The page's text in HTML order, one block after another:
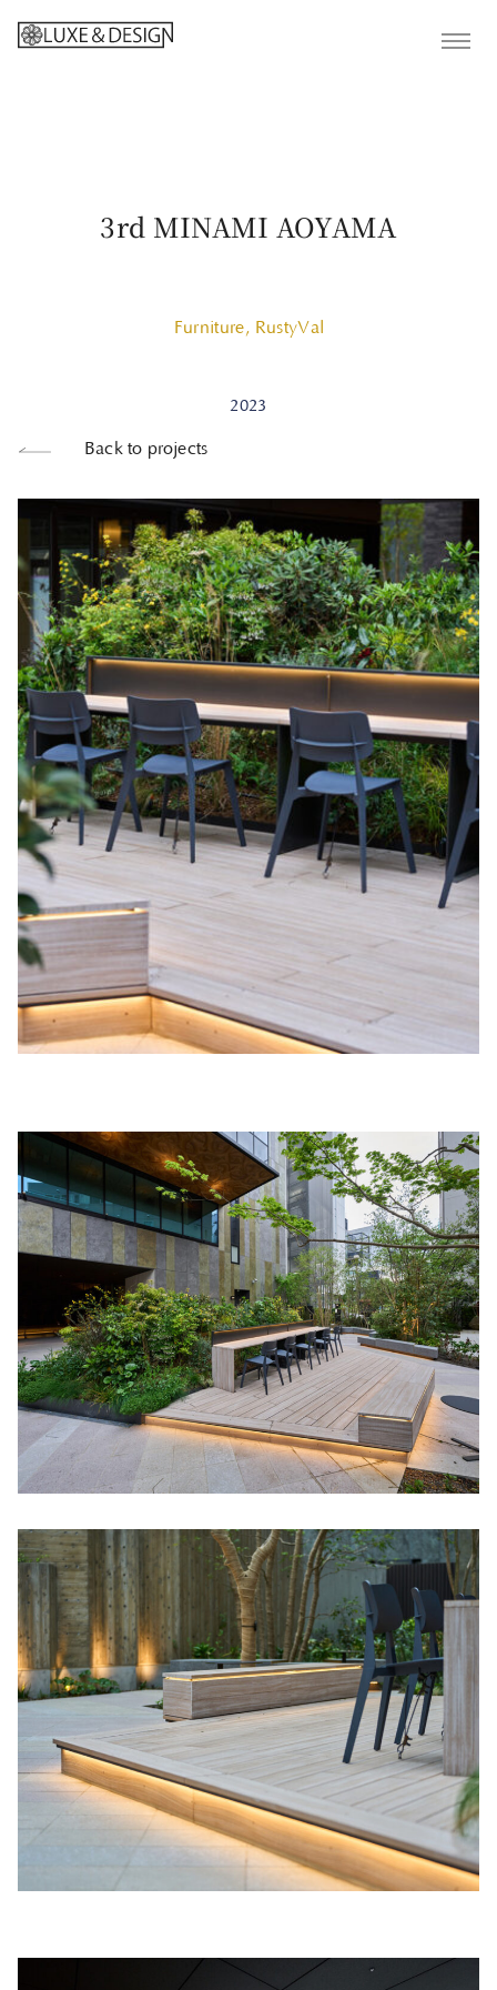
3rd MINAMI AOYAMA
Furniture, RustyVal
2023
Back to projects